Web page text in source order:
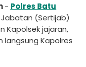
- Polres Batu
(Sertijab)
Kapolsek jajaran,
langsung Kapolres